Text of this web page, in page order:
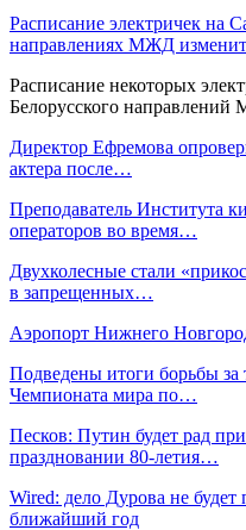
Расписание электричек на
направлениях МЖД
Расписание некоторых
Белорусского направлений
Директор Ефремова
актера после…
Преподаватель Института
операторов во время…
Двухколесные стали
в запрещенных…
Аэропорт Нижнего
Подведены итоги борьбы за
Чемпионата мира по…
Песков: Путин будет рад
праздновании 80-летия…
Wired: дело Дурова не
ближайший год